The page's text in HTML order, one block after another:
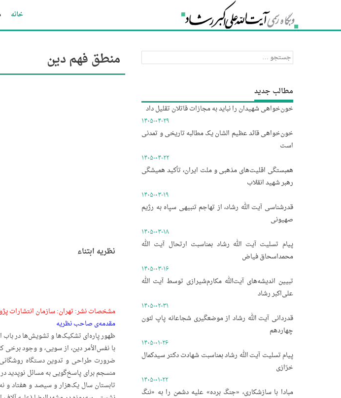
خانه
منطق فهم دين
نظریه ابتناء
مشخصات نشر: تهران: سازمان انتشارات
مقدمه‌ی صاحب نظریه
ظهور پاره‌ای تشکیک‌ها و تشویش‌ها در باب
با نفس‌الأمر دین، از سویی، و وجود برخی
ضرورت طراحی و تدوین دستگاه
منسجم برای پاسخ‌گویی به مسائل نوپدید
تابستان سال یک‌هزار و سیصد و هفتاد و
جستجو
برای:
مطالب جدید
خون‌خواهی شهیدان را نباید به مجازات قاتلان تقلیل داد
۱۴۰۵-۰۴-۲۹
خون‌خواهی قائد عظیم الشان یک مطالبه تاریخی و تمدنی
است
۱۴۰۵-۰۴-۲۲
همبستگی اقلیت‌های مذهبی و ملت ایران، تأکید همیشگی
رهبر شهید انقلاب
۱۴۰۵-۰۳-۱۹
قدرشناسی آیت الله رشاد، از تهاجم تنبیهی سپاه به رژیم
صهیونی
۱۴۰۵-۰۳-۱۸
پیام تسلیت آیت الله رشاد بمناسبت ارتحال آیت الله
محمداسحاق فیاض
۱۴۰۵-۰۳-۱۶
تبیین اندیشه‌های آیت‌الله مکارم‌شیرازی توسط آیت الله
علی‌اکبر رشاد
۱۴۰۵-۰۲-۳۱
قدردانی آیت الله رشاد از موضعگیری شجاعانه پاپ لئون
چهاردهم
۱۴۰۵-۰۱-۲۶
پیام تسلیت آیت الله رشاد بمناسبت شهادت دکتر سیدکمال
خرّازی
۱۴۰۵-۰۱-۲۲
مبادا با سازشکاری، «جنگ برده» علیه دشمن را به «ننگ